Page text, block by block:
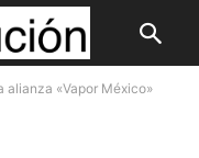
alianza «Vapor México»